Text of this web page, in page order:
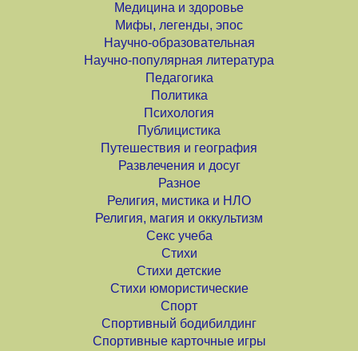
Медицина и здоровье
Мифы, легенды, эпос
Научно-образовательная
Научно-популярная литература
Педагогика
Политика
Психология
Публицистика
Путешествия и география
Развлечения и досуг
Разное
Религия, мистика и НЛО
Религия, магия и оккультизм
Секс учеба
Стихи
Стихи детские
Стихи юмористические
Спорт
Спортивный бодибилдинг
Спортивные карточные игры